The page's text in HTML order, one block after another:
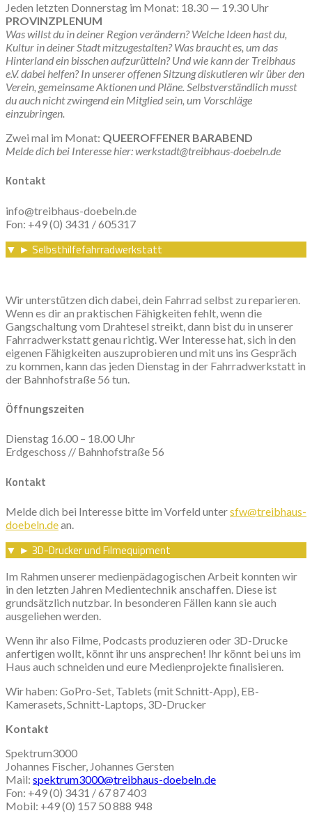
Jeden letzten Donnerstag im Monat: 18.30 — 19.30 Uhr
PROVINZPLENUM
Was willst du in deiner Region verändern? Welche Ideen hast du,
Kultur in deiner Stadt mitzugestalten? Was braucht es, um das
Hinterland ein bisschen aufzurütteln? Und wie kann der Treibhaus
e.V. dabei helfen? In unserer offenen Sitzung diskutieren wir über den
Verein, gemeinsame Aktionen und Pläne. Selbstverständlich musst
du auch nicht zwingend ein Mitglied sein, um Vorschläge
einzubringen.
Zwei mal im Monat: QUEEROFFENER BARABEND
Melde dich bei Interesse hier: werkstadt@treibhaus-doebeln.de
Kontakt
info@treibhaus-doebeln.de
Fon: +49 (0) 3431 / 605317
▼ ► Selbsthilfefahrradwerkstatt
Wir unterstützen dich dabei, dein Fahrrad selbst zu reparieren.
Wenn es dir an praktischen Fähigkeiten fehlt, wenn die
Gangschaltung vom Drahtesel streikt, dann bist du in unserer
Fahrradwerkstatt genau richtig. Wer Interesse hat, sich in den
eigenen Fähigkeiten auszuprobieren und mit uns ins Gespräch
zu kommen, kann das jeden Dienstag in der Fahrradwerkstatt in
der Bahnhofstraße 56 tun.
Öffnungszeiten
Dienstag 16.00 – 18.00 Uhr
Erdgeschoss // Bahnhofstraße 56
Kontakt
Melde dich bei Interesse bitte im Vorfeld untersfw@treibhaus-
doebeln.dean.
▼ ► 3D-Drucker und Filmequipment
Im Rahmen unserer medienpädagogischen Arbeit konnten wir
in den letzten Jahren Medientechnik anschaffen. Diese ist
grundsätzlich nutzbar. In besonderen Fällen kann sie auch
ausgeliehen werden.
Wenn ihr also Filme, Podcasts produzieren oder 3D-Drucke
anfertigen wollt, könnt ihr uns ansprechen! Ihr könnt bei uns im
Haus auch schneiden und eure Medienprojekte finalisieren.
Wir haben: GoPro-Set, Tablets (mit Schnitt-App), EB-
Kamerasets, Schnitt-Laptops, 3D-Drucker
Kontakt
Spektrum3000
Johannes Fischer, Johannes Gersten
Mail: spektrum3000@treibhaus-doebeln.de
Fon: +49 (0) 3431 / 67 87 403
Mobil: +49 (0) 157 50 888 948